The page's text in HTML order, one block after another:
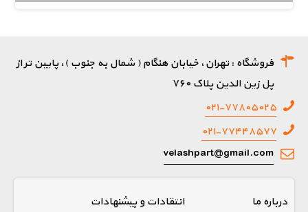
فروشگاه : تهران، خیابان هنگام ( شمال به جنوب )، پایین تر از
پل زین الدین پلاک ۷۶۰
۰۲۱-۷۷۸۰۵۰۲۵
۰۲۱-۷۷۴۴۸۵۷۷
velashpart@gmail.com
درباره ما
انتقادات و پیشنهادات